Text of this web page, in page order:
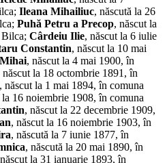
Ileana Mihailiuc, născută la 26
Puhă Petru a Precop, născut la
Cârdeiu Ilie, născut la 6 iulie
Constantin, născut la 10 mai
, născut la 4 mai 1900, în
născut la 18 octombrie 1891, în
, născut la 1 mai 1894, în comuna
la 16 noiembrie 1908, în comuna
, născut la 22 decembrie 1909,
, născut la 16 noiembrie 1903, în
, născută la 7 iunie 1877, în
, născută la 20 mai 1890, în
la 31 ianuarie 1893, în